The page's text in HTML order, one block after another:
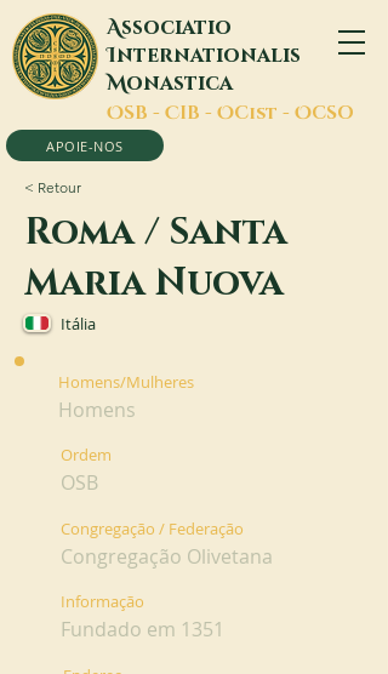
Associatio
Internationalis
Monastica
OSB - CIB - OCist - OCSO
APOIE-NOS
< Retour
Roma / Santa
Maria Nuova
Itália
Homens/Mulheres
Homens
Ordem
OSB
Congregação / Federação
Congregação Olivetana
Informação
Fundado em 1351